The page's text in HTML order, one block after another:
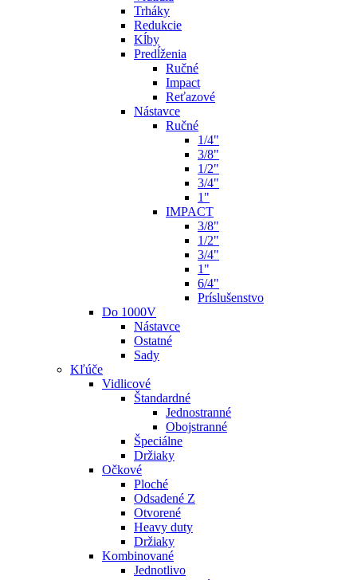
Trháky
Redukcie
Kĺby
Predĺženia
Ručné
Impact
Reťazové
Nástavce
Ručné
1/4"
3/8"
1/2"
3/4"
1"
IMPACT
3/8"
1/2"
3/4"
1"
6/4"
Príslušenstvo
Do 1000V
Nástavce
Ostatné
Sady
Kľúče
Vidlicové
Štandardné
Jednostranné
Obojstranné
Špeciálne
Držiaky
Očkové
Ploché
Odsadené Z
Otvorené
Heavy duty
Držiaky
Kombinované
Jednotlivo